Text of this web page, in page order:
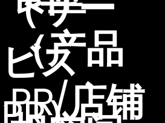
ビス
（产品
PR/店铺